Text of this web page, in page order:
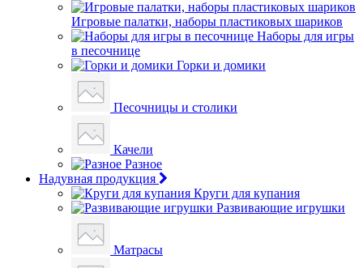
Игровые палатки, наборы пластиковых шариков
Наборы для игры
в песочнице
Горки и домики
Песочницы и столики
Качели
Разное
Надувная продукция
Круги для купания
Развивающие игрушки
Матрасы